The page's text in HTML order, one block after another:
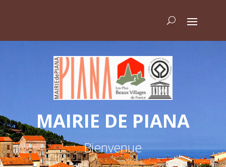
MAIRIE DE PIANA
Bienvenue